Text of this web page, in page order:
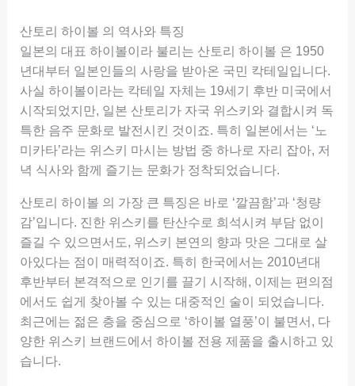
산토리 하이볼 의 역사와 특징
일본의 대표 하이볼이라 불리는 산토리 하이볼 은 1950
년대부터 일본인들의 사랑을 받아온 국민 칵테일입니다.
사실 하이볼이라는 칵테일 자체는 19세기 후반 미국에서
시작되었지만, 일본 산토리가 자국 위스키와 결합시켜 독
특한 음주 문화로 발전시킨 것이죠. 특히 일본에서는 ‘노
미카타’라는 위스키 마시는 방법 중 하나로 자리 잡아, 저
녁 식사와 함께 즐기는 문화가 정착되었습니다.
산토리 하이볼 의 가장 큰 특징은 바로 ‘깔끔함’과 ‘청량
감’입니다. 진한 위스키를 탄산수로 희석시켜 부담 없이
즐길 수 있으면서도, 위스키 본연의 향과 맛은 그대로 살
아있다는 점이 매력적이죠. 특히 한국에서는 2010년대
후반부터 본격적으로 인기를 끌기 시작해, 이제는 편의점
에서도 쉽게 찾아볼 수 있는 대중적인 술이 되었습니다.
최근에는 젊은 층을 중심으로 ‘하이볼 열풍’이 불면서, 다
양한 위스키 브랜드에서 하이볼 전용 제품을 출시하고 있
습니다.